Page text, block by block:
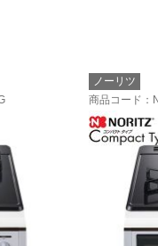
ノーリツ
商品コード